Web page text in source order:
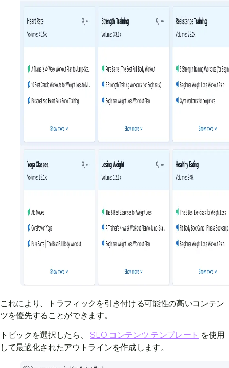
これにより、トラフィックを引き付ける可能性の高いコンテン
ツを優先することができます。
トピックを選択したら、 SEO コンテンツ テンプレート を使用
して最適化されたアウトラインを作成します。